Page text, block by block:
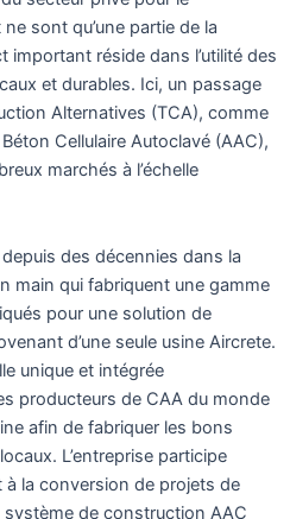
sont qu’une partie de la
important réside dans l’utilité des
et durables. Ici, un passage
Alternatives (TCA), comme
Cellulaire Autoclavé (AAC),
marchés à l’échelle
des décennies dans la
main qui fabriquent une gamme
pour une solution de
d’une seule usine Aircrete.
unique et intégrée
producteurs de CAA du monde
afin de fabriquer les bons
L’entreprise participe
la conversion de projets de
de construction AAC